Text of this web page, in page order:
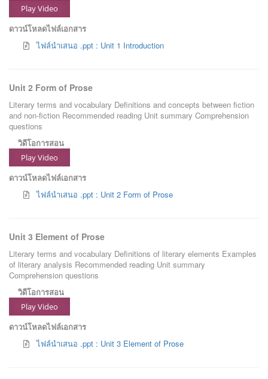
Play Video
ดาวน์โหลดไฟล์เอกสาร
ไฟล์นำเสนอ .ppt : Unit 1 Introduction
Unit 2 Form of Prose
Literary terms and vocabulary Definitions and concepts between fiction
and non-fiction Recommended reading Unit summary Comprehension
questions
วิดีโอการสอน
Play Video
ดาวน์โหลดไฟล์เอกสาร
ไฟล์นำเสนอ .ppt : Unit 2 Form of Prose
Unit 3 Element of Prose
Literary terms and vocabulary Definitions of literary elements Examples
of literary analysis Recommended reading Unit summary
Comprehension questions
วิดีโอการสอน
Play Video
ดาวน์โหลดไฟล์เอกสาร
ไฟล์นำเสนอ .ppt : Unit 3 Element of Prose